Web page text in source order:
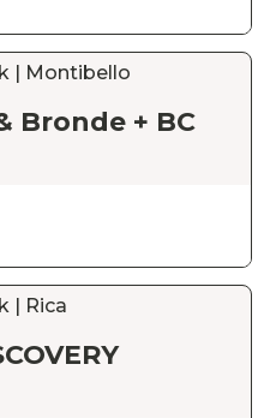
| Montibello
Bronde + BC
| Rica